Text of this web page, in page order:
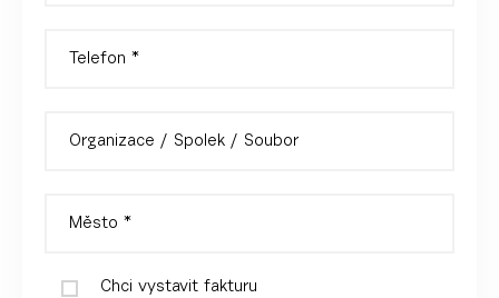
Chci vystavit fakturu